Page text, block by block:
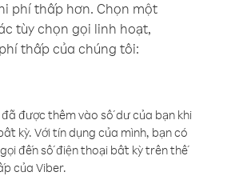
phí thấp hơn. Chọn một
tùy chọn gọi linh hoạt,
thấp của chúng tôi:
được thêm vào số dư của bạn khi
kỳ. Với tín dụng của mình, bạn có
đến số điện thoại bất kỳ trên thế
của Viber.